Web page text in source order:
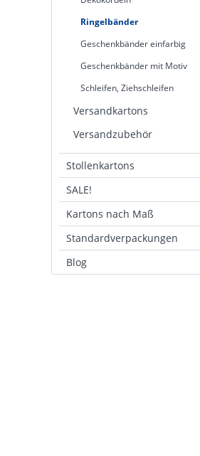
Ringelbänder
Geschenkbänder einfarbig
Geschenkbänder mit Motiv
Schleifen, Ziehschleifen
Versandkartons
Versandzubehör
Stollenkartons
SALE!
Kartons nach Maß
Standardverpackungen
Blog